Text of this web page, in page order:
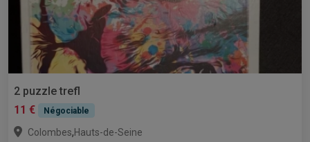
2 puzzle trefl
11 €
Négociable
Colombes,Hauts-de-Seine